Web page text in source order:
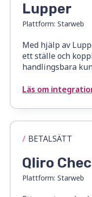
Lupper
Plattform: Starweb
Med hjälp av
ett ställe och
handlingsbara
Läs om
/ BETALSÄTT
Qliro
Plattform: Starweb